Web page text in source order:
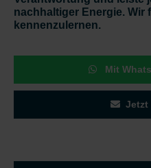
nachhaltiger Energie. Wir
kennenzulernen.
Mit
Jetzt